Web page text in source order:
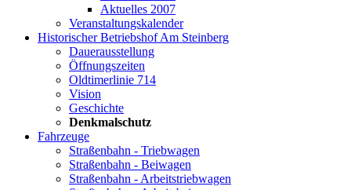
Aktuelles 2007
Veranstaltungskalender
Historischer Betriebshof Am Steinberg
Dauerausstellung
Öffnungszeiten
Oldtimerlinie 714
Vision
Geschichte
Denkmalschutz
Fahrzeuge
Straßenbahn - Triebwagen
Straßenbahn - Beiwagen
Straßenbahn - Arbeitstriebwagen